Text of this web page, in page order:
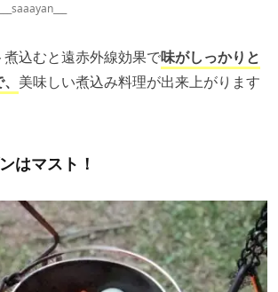
煮込むと遠赤外線効果で味がしっかりと
美味しい煮込み料理が出来上がります
はマスト！